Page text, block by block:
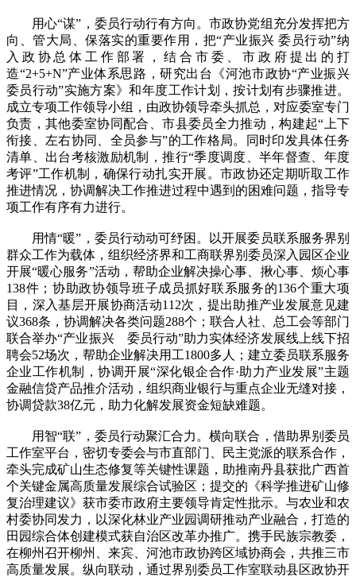
用心“谋”，委员行动行有方向。市政协党组充分发挥把方
向、管大局、保落实的重要作用，把“产业振兴 委员行动”纳
入政协总体工作部署，结合市委、市政府提出的打
造“2+5+N”产业体系思路，研究出台《河池市政协“产业振兴
委员行动”实施方案》和年度工作计划，按计划有步骤推进。
成立专项工作领导小组，由政协领导牵头抓总，对应委室专门
负责，其他委室协同配合、市县委员全力推动，构建起“上下
衔接、左右协同、全员参与”的工作格局。同时印发具体任务
清单、出台考核激励机制，推行“季度调度、半年督查、年度
考评”工作机制，确保行动扎实开展。市政协还定期听取工作
推进情况，协调解决工作推进过程中遇到的困难问题，指导专
项工作有序有力进行。
用情“暖”，委员行动动可纾困。以开展委员联系服务界别
群众工作为载体，组织经济界和工商联界别委员深入园区企业
开展“暖心服务”活动，帮助企业解决操心事、揪心事、烦心事
138件；协助政协领导班子成员抓好联系服务的136个重大项
目，深入基层开展协商活动112次，提出助推产业发展意见建
议368条，协调解决各类问题288个；联合人社、总工会等部门
联合举办“产业振兴 委员行动”助力实体经济发展线上线下招
聘会52场次，帮助企业解决用工1800多人；建立委员联系服务
企业工作机制，协调开展“深化银企合作·助力产业发展”主题
金融信贷产品推介活动，组织商业银行与重点企业无缝对接，
协调贷款38亿元，助力化解发展资金短缺难题。
用智“联”，委员行动聚汇合力。横向联合，借助界别委员
工作室平台，密切专委会与市直部门、民主党派的联系合作，
牵头完成矿山生态修复等关键性课题，助推南丹县获批广西首
个关键金属高质量发展综合试验区；提交的《科学推进矿山修
复治理建议》获市委市政府主要领导肯定性批示。与农业和农
村委协同发力，以深化林业产业园调研推动产业融合，打造的
田园综合体创建模式获自治区改革办推广。携手民族宗教委，
在柳州召开柳州、来宾、河池市政协跨区域协商会，共推三市
高质量发展。纵向联动，通过界别委员工作室联动县区政协开